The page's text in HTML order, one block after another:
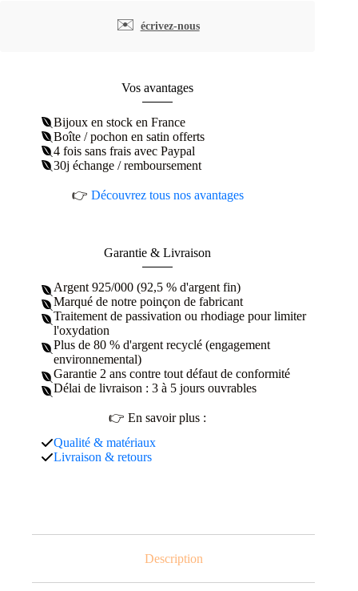
✉️ écrivez-nous
Vos avantages
Bijoux en stock en France
Boîte / pochon en satin offerts
4 fois sans frais avec Paypal
30j échange / remboursement
👉 Découvrez tous nos avantages
Garantie & Livraison
Argent 925/000 (92,5 % d'argent fin)
Marqué de notre poinçon de fabricant
Traitement de passivation ou rhodiage pour limiter
l'oxydation
Plus de 80 % d'argent recyclé (engagement
environnemental)
Garantie 2 ans contre tout défaut de conformité
Délai de livraison : 3 à 5 jours ouvrables
👉 En savoir plus :
Qualité & matériaux
Livraison & retours
Description